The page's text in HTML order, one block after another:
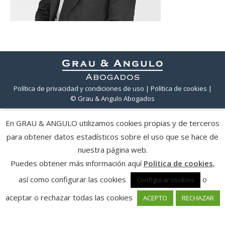
Política de privacidad y condiciones de uso | Política de cookies |
© Grau & Angulo Abogados
En GRAU & ANGULO utilizamos cookies propias y de terceros
para obtener datos estadísticos sobre el uso que se hace de
nuestra página web.
Puedes obtener más información aquí Política de cookies,
así como configurar las cookies
Configurar cookies
o
aceptar o rechazar todas las cookies
ACEPTO RECHAZAR